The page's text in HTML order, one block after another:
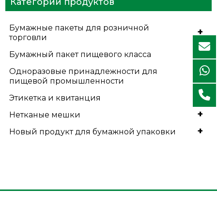
+
Бумажные пакеты для розничной
торговли
+
Бумажный пакет пищевого класса
+
Одноразовые принадлежности для
пищевой промышленности
+
Этикетка и квитанция
+
Нетканые мешки
+
Новый продукт для бумажной упаковки